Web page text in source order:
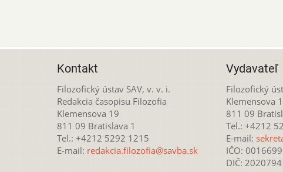
Kontakt
Filozofický ústav SAV, v. v. i.
Redakcia časopisu Filozofia
Klemensova 19
811 09 Bratislava 1
Tel.: +4212 5292 1215
E-mail: redakcia.filozofia@savba.sk
Vydavateľ
Filozofický
Klemensova
811 09
Tel.: +4212
E-mail:
IČO:
DIČ: